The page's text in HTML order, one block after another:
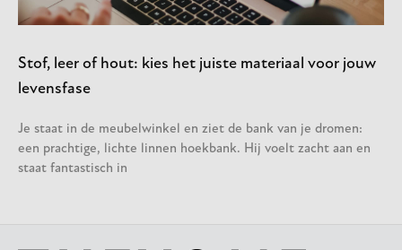
Stof, leer of hout: kies het juiste materiaal voor jouw
levensfase
Je staat in de meubelwinkel en ziet de bank van je dromen:
een prachtige, lichte linnen hoekbank. Hij voelt zacht aan en
staat fantastisch in